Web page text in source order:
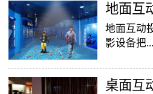
地面互
地面互动
影设备把...
影像效果
桌面互